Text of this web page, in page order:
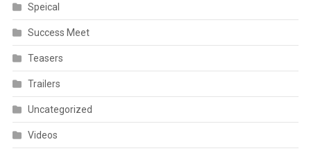
Speical
Success Meet
Teasers
Trailers
Uncategorized
Videos